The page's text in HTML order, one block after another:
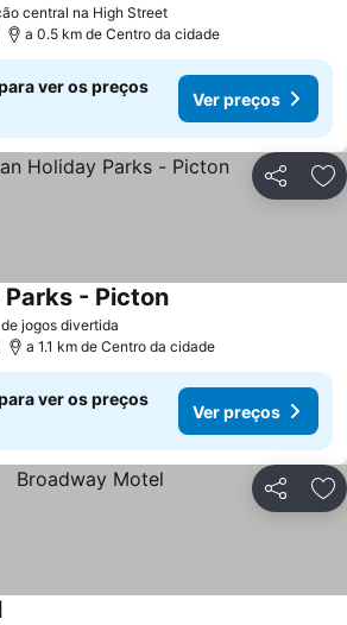
central na High Street
a 0.5 km de Centro da cidade
ver os preços
Ver preços
Partilhar
jogos divertida
- Picton
a 1.1 km de Centro da cidade
ver os preços
Ver preços
Partilhar